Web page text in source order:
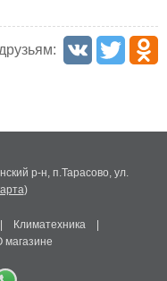
р-н, п.Тарасово, ул.
)
Климатехника
магазине